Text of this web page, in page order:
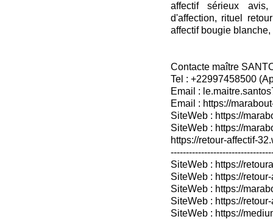
affectif sérieux
d'affection, rituel
affectif bougie
Contacte maître
Tel : +22997458500
Email :
Email : https://
SiteWeb : https://
SiteWeb : https://
https://retour-affectif-
SiteWeb : https://
SiteWeb : https://
SiteWeb : https://
SiteWeb : https://
SiteWeb : https://